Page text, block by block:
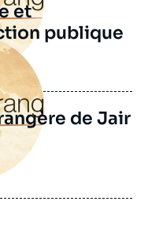
et
publique
de Jair